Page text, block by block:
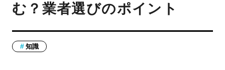
む？業者選びのポイント
知識